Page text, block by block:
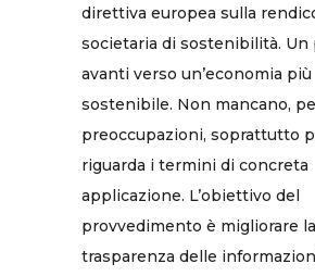
direttiva europea sulla
societaria di sostenibilità. Un
avanti verso un’economia più
sostenibile. Non mancano,
preoccupazioni, soprattutto
riguarda i termini di concreta
applicazione. L’obiettivo del
provvedimento è migliorare la
trasparenza delle